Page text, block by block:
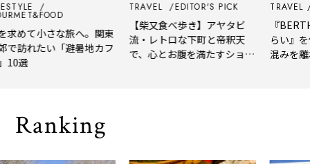
て小さな旅へ。関東
れたい「避暑地カフ
TRAVEL EDITOR'S PICK
【柴又食べ歩き】アヤタビ
流・レトロな下町と帝釈天
で、心とお腹を満たすショー
TRAVEL
『BERTH
らい』を体
混みを離れ
Ranking